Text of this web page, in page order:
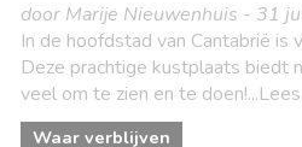
door Marije Nieuwenhuis - 31
In de hoofdstad van Cantabrië is
Deze prachtige kustplaats biedt
veel om te zien en te
Waar verblijven